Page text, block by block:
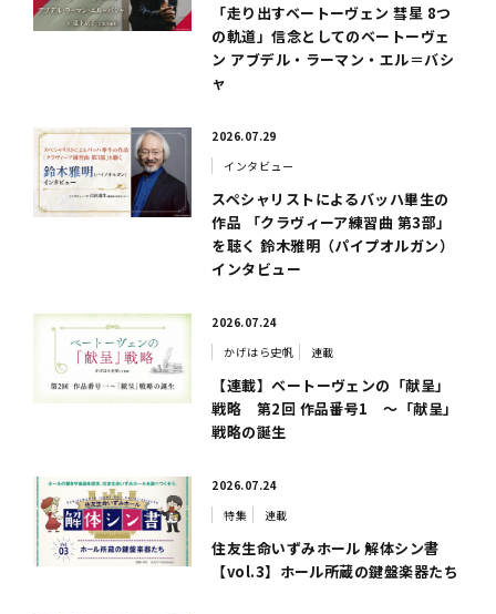
「走り出すベートーヴェン 彗星 8つ
の軌道」信念としてのベートーヴェ
ン アブデル・ラーマン・エル＝バシ
ャ
2026.07.29
インタビュー
スペシャリストによるバッハ畢生の
作品 「クラヴィーア練習曲 第3部」
を聴く 鈴木雅明（パイプオルガン）
インタビュー
2026.07.24
かげはら史帆
連載
【連載】ベートーヴェンの「献呈」
戦略 第2回 作品番号1 ～「献呈」
戦略の誕生
2026.07.24
特集
連載
住友生命いずみホール 解体シン書
【vol.3】ホール所蔵の鍵盤楽器たち